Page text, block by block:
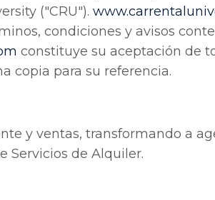
("CRU"). www
condiciones y avisos
constituye su aceptación de
copia para su referencia.
y ventas, transformando a
Servicios de Alquiler.